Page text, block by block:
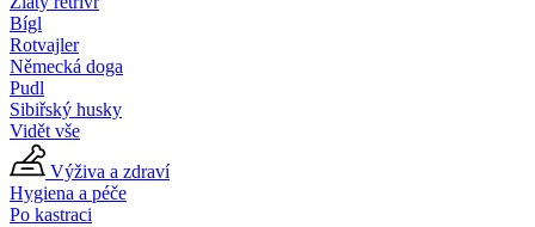
Bígl
Rotvajler
Německá doga
Pudl
Sibiřský husky
Vidět vše
Výživa a zdraví
Hygiena a péče
Po kastraci